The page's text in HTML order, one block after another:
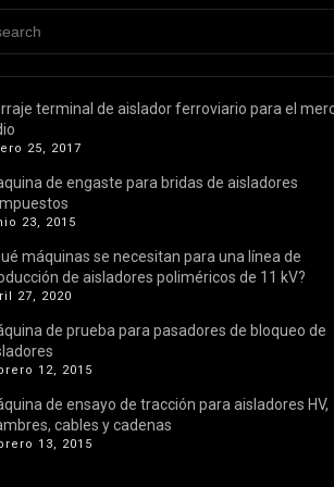
terminal de aislador ferroviario para el
25, 2017
de engaste para bridas de aisladores
23, 2015
máquinas se necesitan para una línea de
de aisladores poliméricos de 11 kV?
27, 2020
de prueba para pasadores de bloqueo de
12, 2015
de ensayo de tracción para aisladores HV,
cables y cadenas
13, 2015